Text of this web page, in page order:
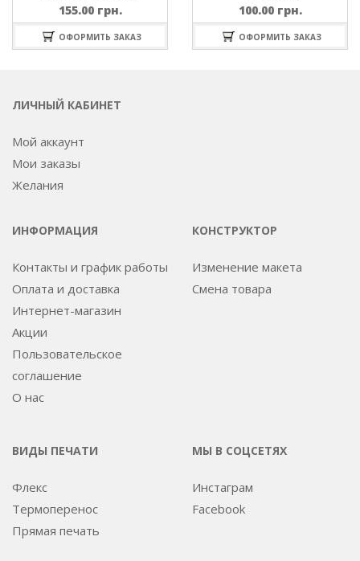
155.00 грн.
ОФОРМИТЬ ЗАКАЗ
100.00 грн.
ОФОРМИТЬ ЗАКАЗ
ЛИЧНЫЙ КАБИНЕТ
Мой аккаунт
Мои заказы
Желания
ИНФОРМАЦИЯ
Контакты и график работы
Оплата и доставка
Интернет-магазин
Акции
Пользовательское
соглашение
О нас
КОНСТРУКТОР
Изменение макета
Смена товара
ВИДЫ ПЕЧАТИ
Флекс
Термоперенос
Прямая печать
МЫ В СОЦСЕТЯХ
Инстаграм
Facebook